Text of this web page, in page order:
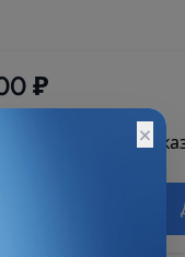
₽
склад: Под ×